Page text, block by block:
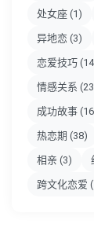
处女座 (1)
异地恋 (3)
恋爱技巧
情感关系
成功故事
热恋期 (38)
相亲 (3)
跨文化恋爱